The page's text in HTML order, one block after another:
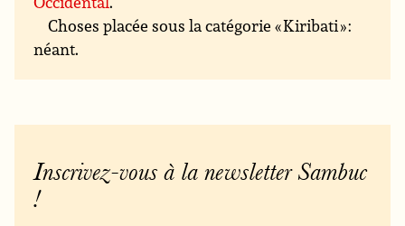
Choses placée sous la catégorie « Kiribati » :
néant.
Inscrivez-vous à la newsletter Sambuc
!